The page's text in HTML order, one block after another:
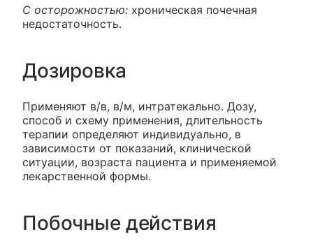
С осторожностью: хроническая почечная
недостаточность.
Дозировка
Применяют в/в, в/м, интратекально. Дозу,
способ и схему применения, длительность
терапии определяют индивидуально, в
зависимости от показаний, клинической
ситуации, возраста пациента и применяемой
лекарственной формы.
Побочные действия